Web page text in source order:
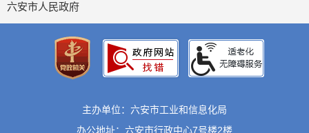
六安市人民政府
主办单位：六安市工业和信息化局
办公地址：六安市行政中心7号楼2楼